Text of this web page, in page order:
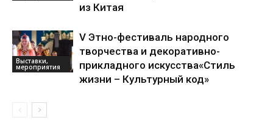
из Китая
Выставки,
мероприятия
V Этно-фестиваль народного
творчества и декоративно-
прикладного искусства«Стиль
жизни – Культурный код»